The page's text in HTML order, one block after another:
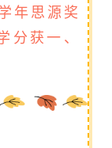
年思源奖
获一、